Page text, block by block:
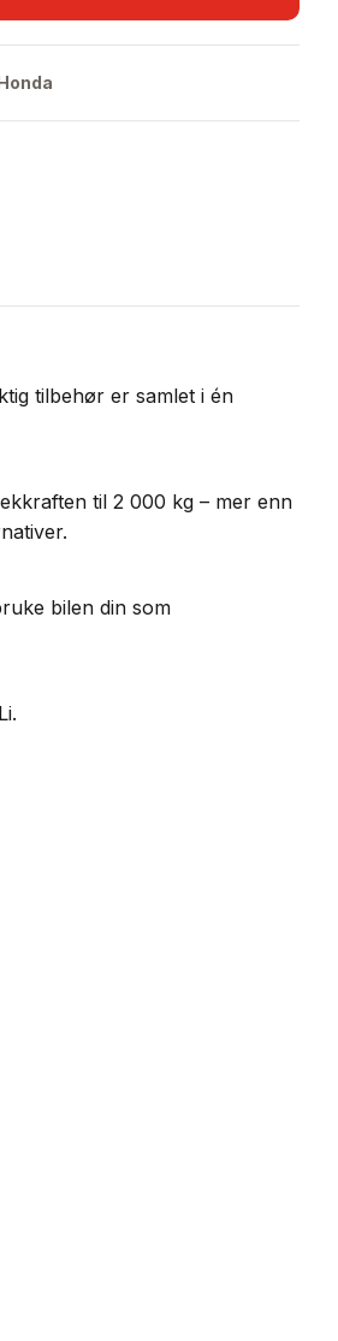
tilbehør er samlet i én
til 2 000 kg – mer enn
bilen din som